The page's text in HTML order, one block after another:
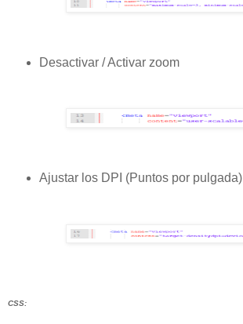
Desactivar / Activar zoom
Ajustar los DPI (Puntos por pulgada)
CSS: